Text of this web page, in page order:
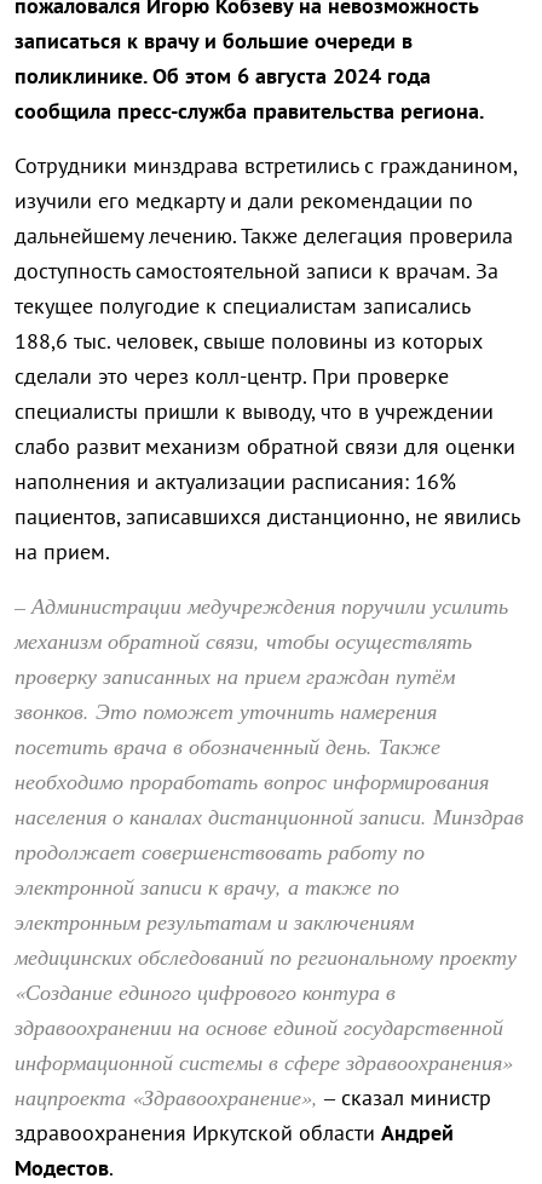
пожаловался Игорю Кобзеву на невозможность
записаться к врачу и большие очереди в
поликлинике. Об этом 6 августа 2024 года
сообщила пресс-служба правительства региона.
Сотрудники минздрава встретились с гражданином,
изучили его медкарту и дали рекомендации по
дальнейшему лечению. Также делегация проверила
доступность самостоятельной записи к врачам. За
текущее полугодие к специалистам записались
188,6 тыс. человек, свыше половины из которых
сделали это через колл-центр. При проверке
специалисты пришли к выводу, что в учреждении
слабо развит механизм обратной связи для оценки
наполнения и актуализации расписания: 16%
пациентов, записавшихся дистанционно, не явились
на прием.
– Администрации медучреждения поручили усилить
механизм обратной связи, чтобы осуществлять
проверку записанных на прием граждан путём
звонков. Это поможет уточнить намерения
посетить врача в обозначенный день. Также
необходимо проработать вопрос информирования
населения о каналах дистанционной записи. Минздрав
продолжает совершенствовать работу по
электронной записи к врачу, а также по
электронным результатам и заключениям
медицинских обследований по региональному проекту
«Создание единого цифрового контура в
здравоохранении на основе единой государственной
информационной системы в сфере здравоохранения»
нацпроекта «Здравоохранение», – сказал министр
здравоохранения Иркутской области Андрей
Модестов.